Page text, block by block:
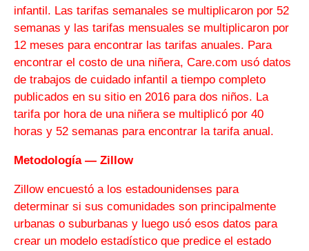
infantil. Las tarifas semanales se multiplicaron por 52
semanas y las tarifas mensuales se multiplicaron por
12 meses para encontrar las tarifas anuales. Para
encontrar el costo de una niñera, Care.com usó datos
de trabajos de cuidado infantil a tiempo completo
publicados en su sitio en 2016 para dos niños. La
tarifa por hora de una niñera se multiplicó por 40
horas y 52 semanas para encontrar la tarifa anual.
Metodología — Zillow
Zillow encuestó a los estadounidenses para
determinar si sus comunidades son principalmente
urbanas o suburbanas y luego usó esos datos para
crear un modelo estadístico que predice el estado